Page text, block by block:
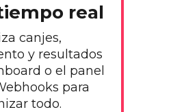
real
canjes,
y resultados
o el panel
para
todo.